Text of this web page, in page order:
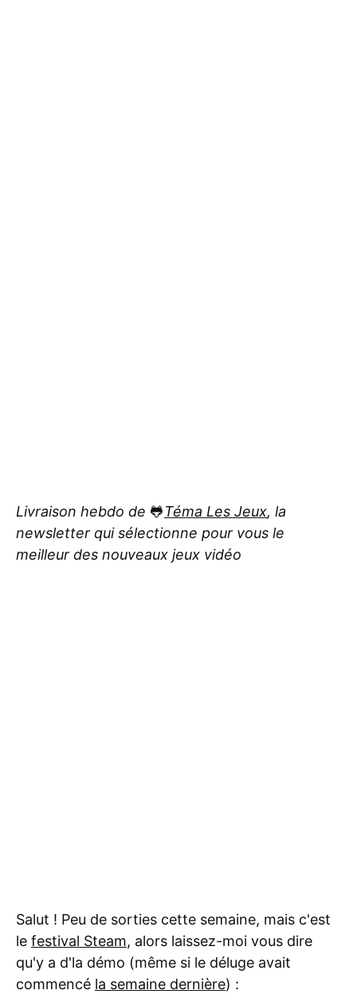
Livraison hebdo de 🐸Téma Les Jeux, la
newsletter qui sélectionne pour vous le
meilleur des nouveaux jeux vidéo
Salut ! Peu de sorties cette semaine, mais c'est
le festival Steam, alors laissez-moi vous dire
qu'y a d'la démo (même si le déluge avait
commencé la semaine dernière) :